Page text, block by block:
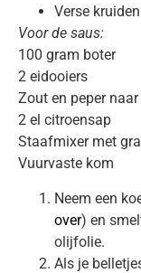
Verse
Voor de saus:
100 gram boter
2 eidooiers
Zout en peper
2 el citroensap
Staafmixer met
Vuurvaste kom
Neem een
over) en
olijfolie.
Als je